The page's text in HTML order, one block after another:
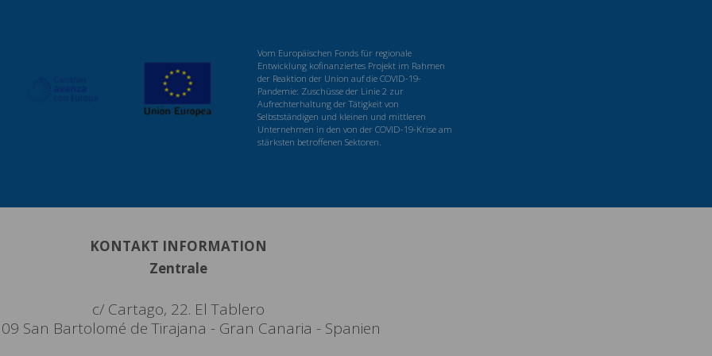
Vom Europäischen Fonds für regionale
Entwicklung kofinanziertes Projekt im Rahmen
der Reaktion der Union auf die COVID-19-
Pandemie: Zuschüsse der Linie 2 zur
Aufrechterhaltung der Tätigkeit von
Selbstständigen und kleinen und mittleren
Unternehmen in den von der COVID-19-Krise am
stärksten betroffenen Sektoren.
KONTAKT INFORMATION
Zentrale
c/ Cartago, 22. El Tablero
San Bartolomé de Tirajana - Gran Canaria - Spanien